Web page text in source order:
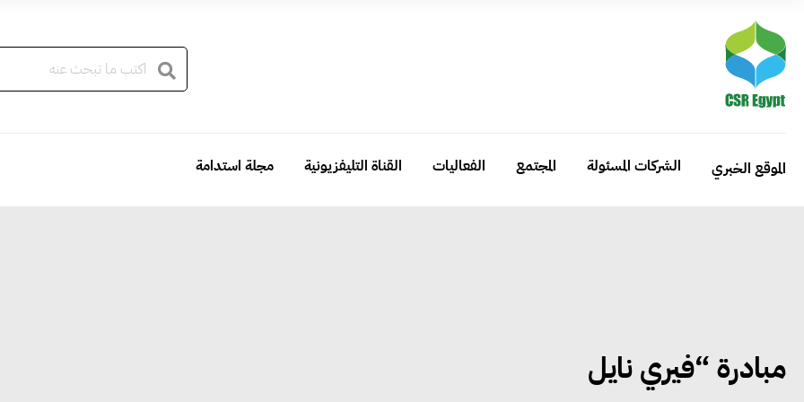
الموقع الخبري الشركات المسئولة المجتمع الفعاليات القناة التليفزيونية مجلة استدامة
مبادرة “فيري نايل